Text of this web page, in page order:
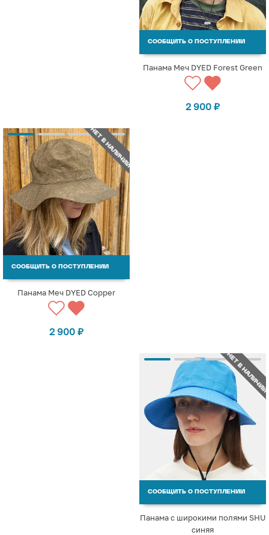
СООБЩИТЬ О ПОСТУПЛЕНИИ
Панама Меч DYED Forest Green
2 900 ₽
НЕТ В НАЛИЧИИ
СООБЩИТЬ О ПОСТУПЛЕНИИ
Панама Меч DYED Copper
2 900 ₽
НЕТ В НАЛИЧИИ
СООБЩИТЬ О ПОСТУПЛЕНИИ
Панама с широкими полями SHU
синяя